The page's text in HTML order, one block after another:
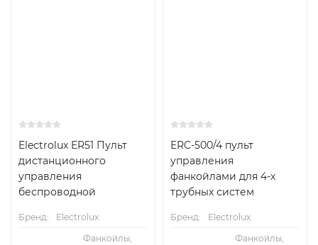
Electrolux ER51 Пульт
дистанционного
управления
беспроводной
Бренд: Electrolux
Фанкойлы,
ERC-500/4 пульт
управления
фанкойлами для 4-х
трубных систем
Бренд: Electrolux
Фанкойлы,